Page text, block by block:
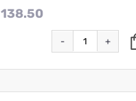
138.50
- +